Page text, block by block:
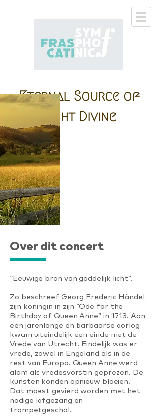
Eternal Source of
Light Divine
Over dit concert
“Eeuwige bron van goddelijk licht”.
Zo beschreef Georg Frederic Händel
zijn koningin in zijn “Ode for the
Birthday of Queen Anne” in 1713. Aan
een jarenlange en barbaarse oorlog
kwam uiteindelijk een einde met de
Vrede van Utrecht. Eindelijk was er
vrede, zowel in Engeland als in de
rest van Europa. Queen Anne werd
alom als vredesvorstin geprezen. De
kunsten konden opnieuw bloeien.
Dat moest gevierd worden met het
nodige lofgezang en
trompetgeschal.